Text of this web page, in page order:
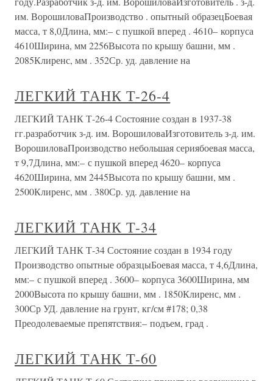
им. ВорошиловаПроизводство . опытный образецБоевая
масса, т 8,0Длина, мм:– с пушкой вперед . 4610– корпуса
4610Ширина, мм 2256Высота по крышу башни, мм .
2085Клиренс, мм . 352Ср. уд. давление на
ЛЕГКИЙ ТАНК Т-26-4
ЛЕГКИЙ ТАНК Т-26-4 Состояние создан в 1937-38
гг.разработчик з-д. им. ВорошиловаИзготовитель з-д. им.
ВорошиловаПроизводство небольшая сериябоевая масса,
т 9,7Длина, мм:– с пушкой вперед 4620– корпуса
4620Ширина, мм 2445Высота по крышу башни, мм .
2500Клиренс, мм . 380Ср. уд. давление на
ЛЕГКИЙ ТАНК Т-34
ЛЕГКИЙ ТАНК Т-34 Состояние создан в 1934 году
Производство опытные образцыБоевая масса, т 4,6Длина,
мм:– с пушкой вперед . 3600– корпуса 3600Ширина, мм
2000Высота по крышу башни, мм . 1850Клиренс, мм .
300Ср УД. давление на грунт, кг/см #178; 0,38
Преодолеваемые препятствия:– подъем, град .
ЛЕГКИЙ ТАНК Т-60